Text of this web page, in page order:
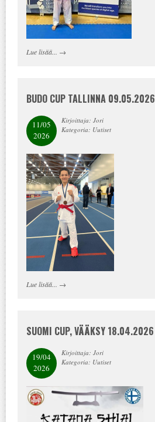
Lue lisää... →
BUDO CUP TALLINNA 09.05.2026
11/05
2026
Kirjoittaja: Jori
Kategoria: Uutiset
Lue lisää... →
SUOMI CUP, VÄÄKSY 18.04.2026
19/04
2026
Kirjoittaja: Jori
Kategoria: Uutiset